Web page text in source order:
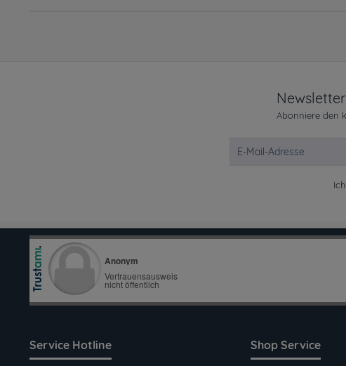
Abonniere den
Service Hotline Shop Service